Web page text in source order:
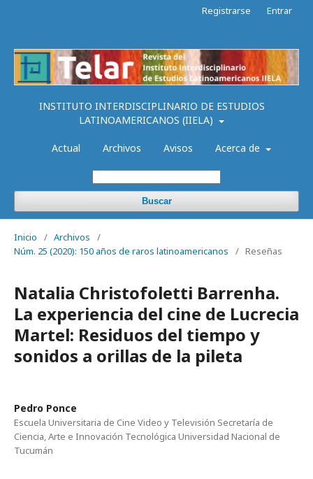
INSTITUTO INTERDISCIPLINARIO DE ESTUDIOS
LATINOAMERICANOS (IIELA)
Actual Archivos Avisos Acerca de
Buscar
Registrarse Entrar
Inicio / Archivos
/
Núm. 25 (2020): 150 años de raros latinoamericanos
/ Reseñas
Natalia Christofoletti Barrenha.
La experiencia del cine de Lucrecia
Martel: Residuos del tiempo y
sonidos a orillas de la pileta
Pedro Ponce
Escuela Universitaria de Cine Video y Televisión Secretaría de
Ciencia, Arte e Innovación Tecnológica Universidad Nacional de
Tucumán